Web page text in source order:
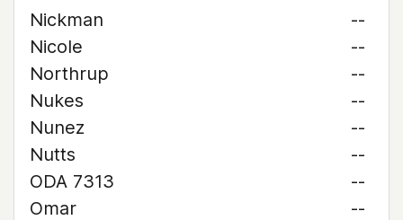
Nickman
--
Nicole
--
Northrup
--
Nukes
--
Nunez
--
Nutts
--
ODA 7313
--
Omar
--